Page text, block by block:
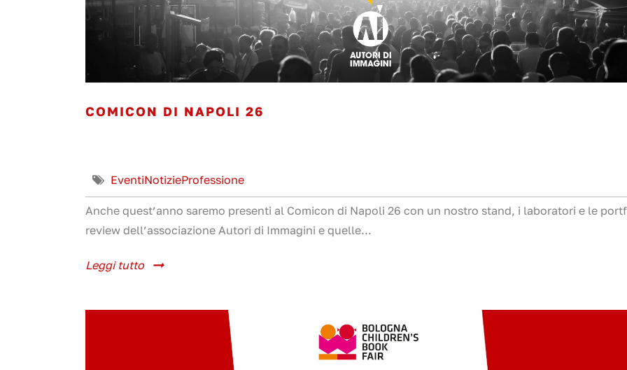
COMICON DI NAPOLI 26
EventiNotizieProfessione
Anche quest’anno saremo presenti al Comicon di Napoli 26 con un nostro stand, i laboratori e le
review dell’associazione Autori di Immagini e quelle...
Leggi tutto